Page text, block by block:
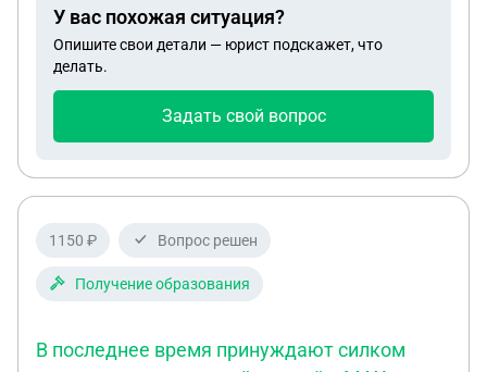
работе, по причине того, что для меня это
оказалось физически тяжелой работой. Хочу
уволиться без отработки, возможно ли это,
отработала всего 3 дня. Есть ли такое, что на при
испытательный срок, и можно, согласно этому,
дня, как при испытательном сроке?
У вас похожая ситуация?
Опишите свои детали — юрист подскажет, что
делать.
Задать свой вопрос
1150 ₽ Вопрос решен
Получение образования
В последнее время принуждают силком